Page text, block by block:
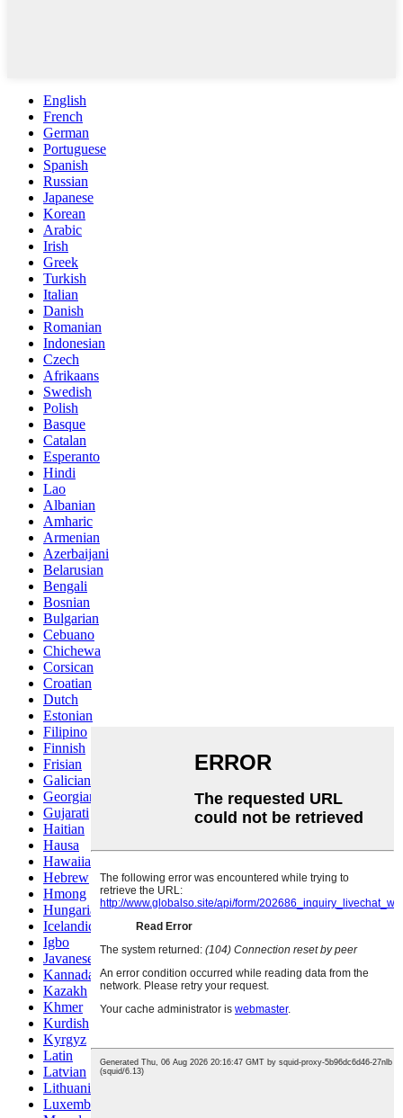
English
French
German
Portuguese
Spanish
Russian
Japanese
Korean
Arabic
Irish
Greek
Turkish
Italian
Danish
Romanian
Indonesian
Czech
Afrikaans
Swedish
Polish
Basque
Catalan
Esperanto
Hindi
Lao
Albanian
Amharic
Armenian
Azerbaijani
Belarusian
Bengali
Bosnian
Bulgarian
Cebuano
Chichewa
Corsican
Croatian
Dutch
Estonian
Filipino
Finnish
Frisian
Galician
Georgian
Gujarati
Haitian
Hausa
Hawaiian
Hebrew
Hmong
Hungarian
Icelandic
Igbo
Javanese
Kannada
Kazakh
Khmer
Kurdish
Kyrgyz
Latin
Latvian
Lithuanian
Luxembou..